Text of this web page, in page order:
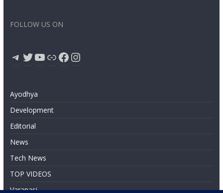
FOLLOW US ON
Telegram
Twitter
YouTube
LinkFacebook
Instagram
Ayodhya
Development
Editorial
News
Tech News
TOP VIDEOS
Varanasi